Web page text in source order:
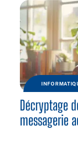
Décryptage
messagerie